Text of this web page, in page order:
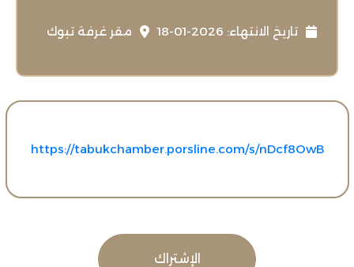
تاريخ الانتهاء: 2026-01-18 مقر ‏غرفة تبوك
https://tabukchamber.porsline.com/s/nDcf8OwB
الإشتراك